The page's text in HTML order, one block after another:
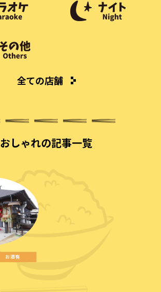
全ての店舗
おしゃれの記事一覧
お酒有